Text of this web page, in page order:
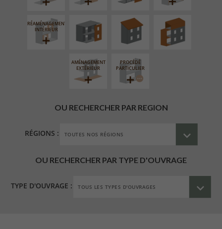
RÉAMÉNAGEMENT
INTÉRIEUR
AMÉNAGEMENT
EXTÉRIEUR
PROCÉDÉ
PARTICULIER
OU RECHERCHER PAR REGION
RÉGIONS :
OU RECHERCHER PAR TYPE D'OUVRAGE
TYPE D'OUVRAGE :